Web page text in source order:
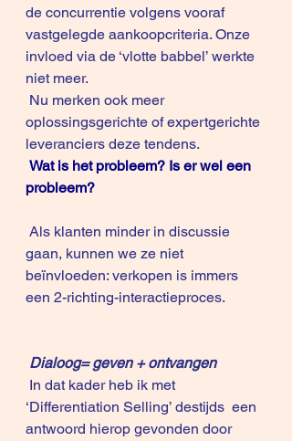
de concurrentie volgens vooraf
vastgelegde aankoopcriteria. Onze
invloed via de ‘vlotte babbel’ werkte
niet meer.
oplossingsgerichte of expertgerichte
leveranciers deze tendens.
Wat is het probleem? Is er wel een
probleem?
gaan, kunnen we ze niet
beïnvloeden: verkopen is immers
een 2-richting-interactieproces.
Dialoog= geven + ontvangen
‘Differentiation Selling’ destijds  een
antwoord hierop gevonden door